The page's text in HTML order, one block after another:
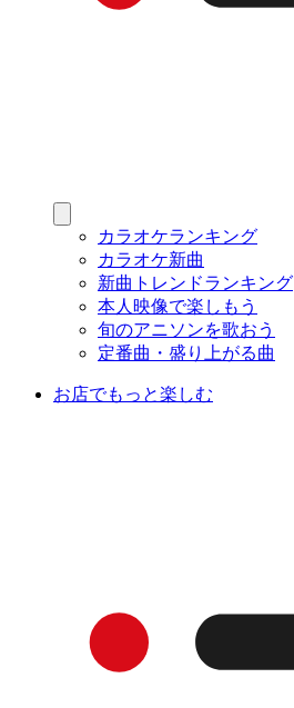
カラオケランキング
カラオケ新曲
新曲トレンドランキング
本人映像で楽しもう
旬のアニソンを歌おう
定番曲・盛り上がる曲
お店でもっと楽しむ